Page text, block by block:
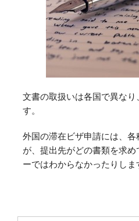
文書の取扱いは各国で異な
す。
外国の滞在ビザ申請には、
が、提出先がどの書類を求
ーではわからなかったりしま